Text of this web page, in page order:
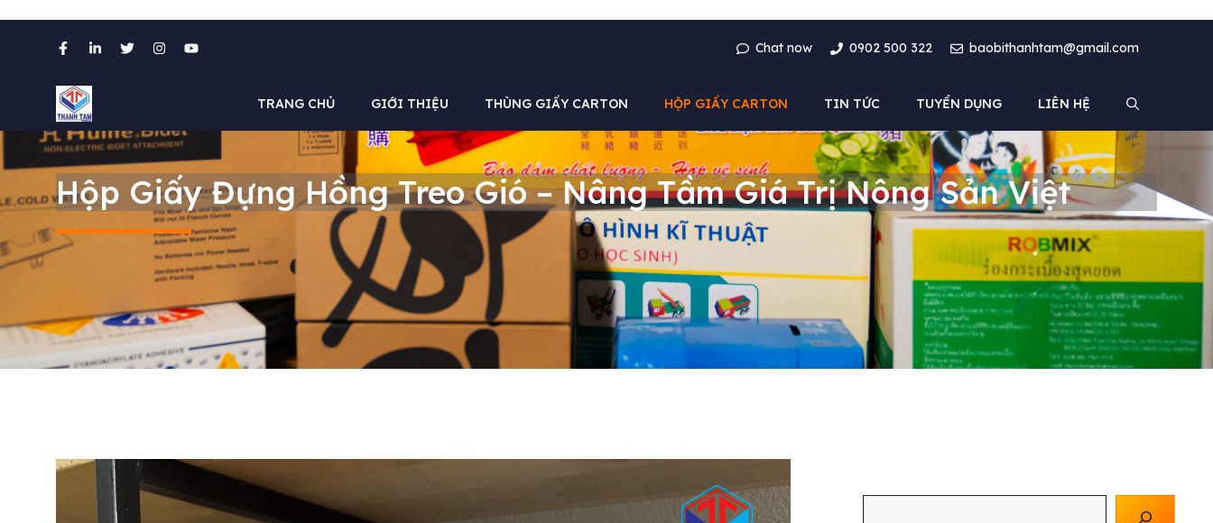
Chat now 0902 500 322 baobithanhtam@gmail.com
TRANG CHỦ GIỚI THIỆU THÙNG GIẤY CARTON HỘP GIẤY CARTON TIN TỨC TUYỂN DỤNG LIÊN HỆ
Hộp Giấy Đựng Hồng Treo Gió – Nâng Tầm Giá Trị Nông Sản Việt